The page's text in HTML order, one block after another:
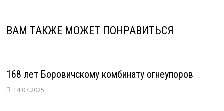
ВАМ ТАКЖЕ МОЖЕТ ПОНРАВИТЬСЯ
168 лет Боровичскому комбинату огнеупоров
14.07.2025